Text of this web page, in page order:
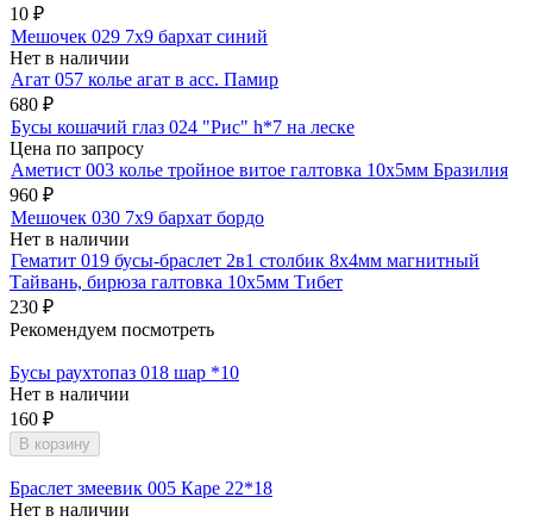
10 ₽
Мешочек 029 7х9 бархат синий
Нет в наличии
Агат 057 колье агат в асс. Памир
680 ₽
Бусы кошачий глаз 024 "Рис" h*7 на леске
Цена по запросу
Аметист 003 колье тройное витое галтовка 10х5мм Бразилия
960 ₽
Мешочек 030 7х9 бархат бордо
Нет в наличии
Гематит 019 бусы-браслет 2в1 столбик 8х4мм магнитный
Тайвань, бирюза галтовка 10х5мм Тибет
230 ₽
Рекомендуем посмотреть
Бусы раухтопаз 018 шар *10
Нет в наличии
160 ₽
В корзину
Браслет змеевик 005 Каре 22*18
Нет в наличии